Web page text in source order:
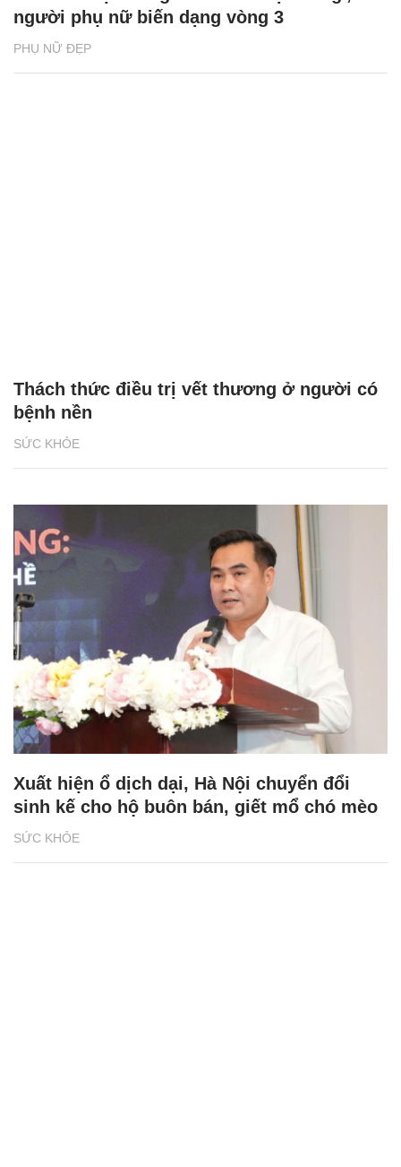
PHỤ NỮ ĐẸP
người phụ nữ biến dạng vòng 3
SỨC KHỎE
Thách thức điều trị vết thương ở người có
bệnh nền
SỨC KHỎE
Xuất hiện ổ dịch dại, Hà Nội chuyển đổi
sinh kế cho hộ buôn bán, giết mổ chó mèo